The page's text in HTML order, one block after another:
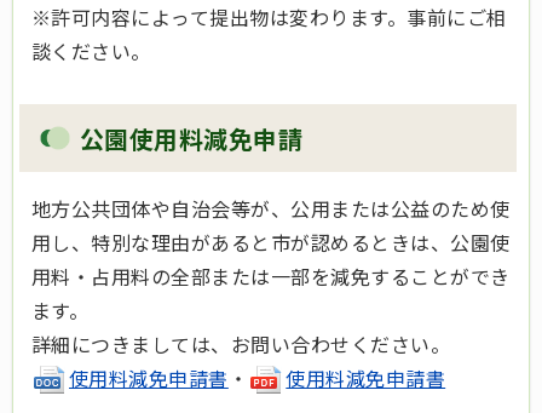
※許可内容によって提出物は変わります。事前にご相
談ください。
公園使用料減免申請
地方公共団体や自治会等が、公用または公益のため使
用し、特別な理由があると市が認めるときは、公園使
用料・占用料の全部または一部を減免することができ
ます。
詳細につきましては、お問い合わせください。
使用料減免申請書 ・ 使用料減免申請書